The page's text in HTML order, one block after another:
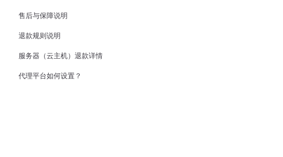
售后与保障说明
退款规则说明
服务器（云主机）退款详情
代理平台如何设置？